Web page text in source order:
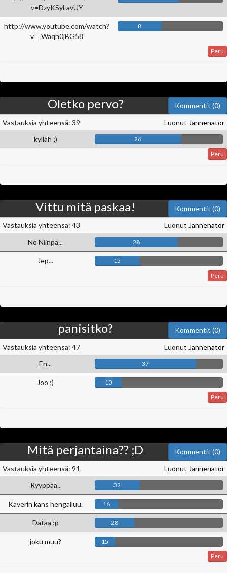
v=DzyKSyLavUY
http://www.youtube.com/watch?
v=_Waqn0jBG58
8
Peru
Kommentit (0)
Oletko pervo?
Luonut Jannenator
Vastauksia yhteensä: 39
kylläh ;)
26
Peru
Kommentit (0)
Vittu mitä paskaa!
Luonut Jannenator
Vastauksia yhteensä: 43
No Niinpä...
28
Jep...
15
Peru
Kommentit (0)
panisitko?
Luonut Jannenator
Vastauksia yhteensä: 47
En...
37
Joo ;)
10
Peru
Kommentit (0)
Mitä perjantaina?? ;D
Luonut Jannenator
Vastauksia yhteensä: 91
Ryyppää..
32
Kaverin kans hengailuu. 16
Dataa :p 28
joku muu?
15
Peru